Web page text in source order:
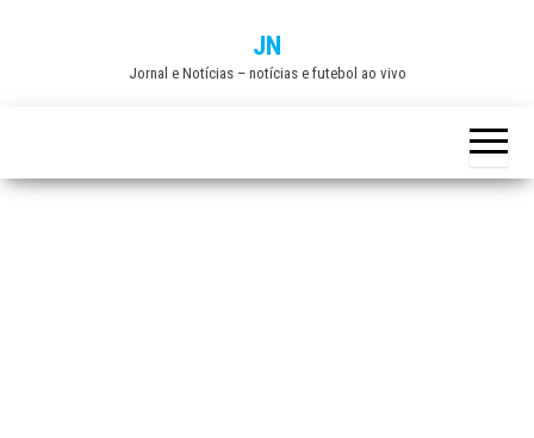
JN
Jornal e Notícias – notícias e futebol ao vivo